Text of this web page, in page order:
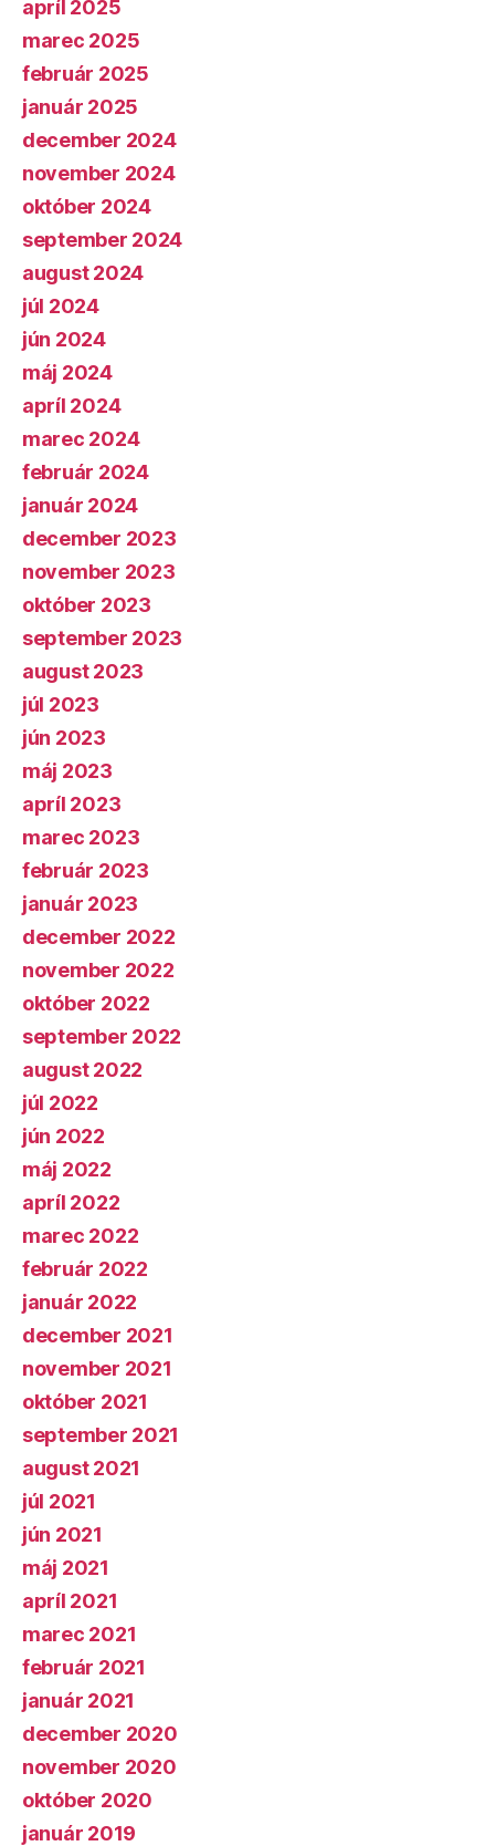
apríl 2025
marec 2025
február 2025
január 2025
december 2024
november 2024
október 2024
september 2024
august 2024
júl 2024
jún 2024
máj 2024
apríl 2024
marec 2024
február 2024
január 2024
december 2023
november 2023
október 2023
september 2023
august 2023
júl 2023
jún 2023
máj 2023
apríl 2023
marec 2023
február 2023
január 2023
december 2022
november 2022
október 2022
september 2022
august 2022
júl 2022
jún 2022
máj 2022
apríl 2022
marec 2022
február 2022
január 2022
december 2021
november 2021
október 2021
september 2021
august 2021
júl 2021
jún 2021
máj 2021
apríl 2021
marec 2021
február 2021
január 2021
december 2020
november 2020
október 2020
január 2019